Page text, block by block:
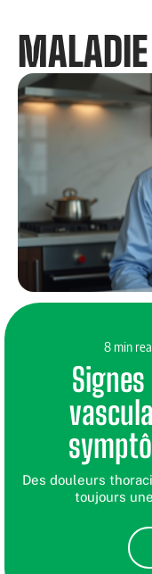
MALADIE
8 min
Des douleurs
toujours